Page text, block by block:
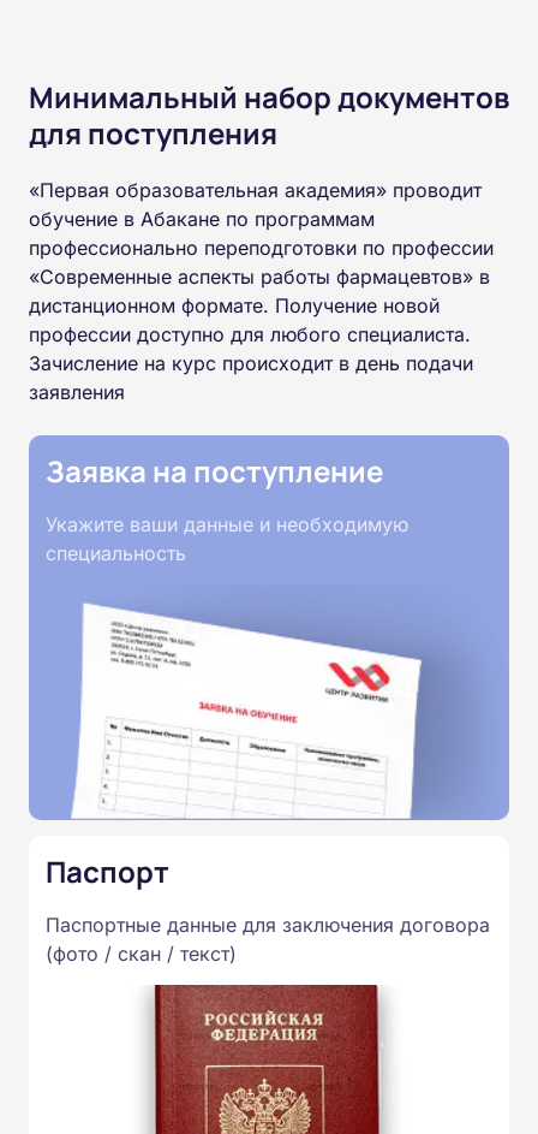
Минимальный набор документов
для поступления
«Первая образовательная академия» проводит
обучение в Абакане по программам
профессионально переподготовки по профессии
«Современные аспекты работы фармацевтов» в
дистанционном формате. Получение новой
профессии доступно для любого специалиста.
Зачисление на курс происходит в день подачи
заявления
Заявка на поступление
Укажите ваши данные и необходимую
специальность
Паспорт
Паспортные данные для заключения договора
(фото / скан / текст)